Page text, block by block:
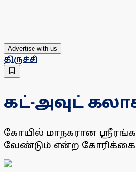
Advertise with us
திருச்சி
கட்-அவுட்
கோயில் மாநகரான ஸ்ரீரங்கம்
வேண்டும் என்ற கோரிக்கை